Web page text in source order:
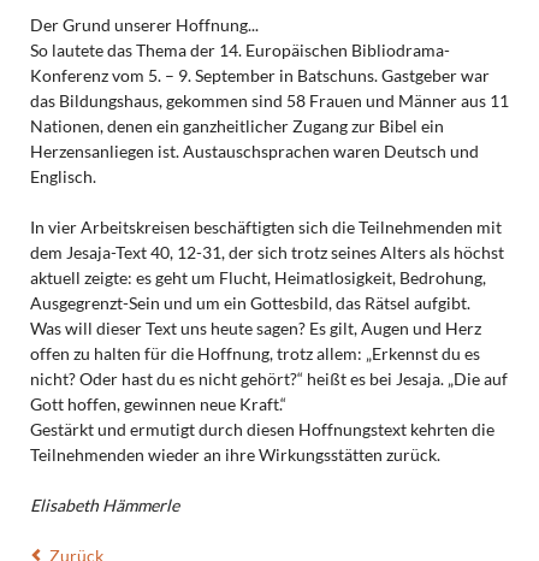
Der Grund unserer Hoffnung...
So lautete das Thema der 14. Europäischen Bibliodrama-
Konferenz vom 5. – 9. September in Batschuns. Gastgeber war
das Bildungshaus, gekommen sind 58 Frauen und Männer aus 11
Nationen, denen ein ganzheitlicher Zugang zur Bibel ein
Herzensanliegen ist. Austauschsprachen waren Deutsch und
Englisch.
In vier Arbeitskreisen beschäftigten sich die Teilnehmenden mit
dem Jesaja-Text 40, 12-31, der sich trotz seines Alters als höchst
aktuell zeigte: es geht um Flucht, Heimatlosigkeit, Bedrohung,
Ausgegrenzt-Sein und um ein Gottesbild, das Rätsel aufgibt.
Was will dieser Text uns heute sagen? Es gilt, Augen und Herz
offen zu halten für die Hoffnung, trotz allem: „Erkennst du es
nicht? Oder hast du es nicht gehört?“ heißt es bei Jesaja. „Die auf
Gott hoffen, gewinnen neue Kraft.“
Gestärkt und ermutigt durch diesen Hoffnungstext kehrten die
Teilnehmenden wieder an ihre Wirkungsstätten zurück.
Elisabeth Hämmerle
Zurück